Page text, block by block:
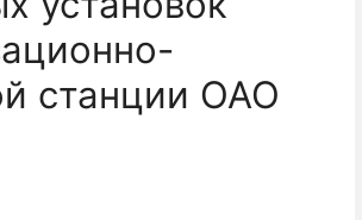
станции ОАО